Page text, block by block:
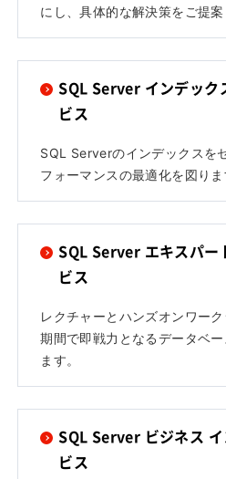
にし、具体的な解決策をご提案
SQL Server インデック
ビス
SQL Serverのインデックスを
フォーマンスの最適化を図りま
SQL Server エキスパー
ビス
レクチャーとハンズオンワー
期間で即戦力となるデータベ
ます。
SQL Server ビジネス
ビス